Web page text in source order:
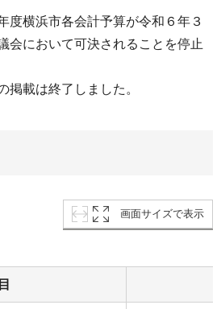
横浜市各会計予算が令和６年３
会において可決されることを停止
載は終了しました。
画面サイズで表示